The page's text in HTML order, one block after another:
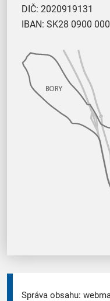
DIČ: 2020919131
IBAN: SK28 0900
Správa obsahu: